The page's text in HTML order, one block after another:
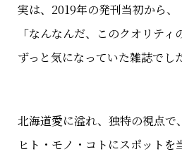
実は、2019年の発刊当初から、
「なんなんだ、このクオリティ
ずっと気になっていた雑誌でした
北海道愛に溢れ、独特の視点で、
ヒト・モノ・コトにスポットを